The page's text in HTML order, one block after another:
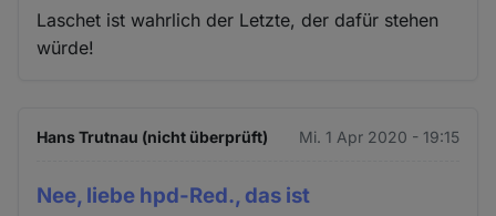
Laschet ist wahrlich der Letzte, der dafür stehen
würde!
Hans Trutnau (nicht überprüft) Mi. 1 Apr 2020 - 19:15
Nee, liebe hpd-Red., das ist